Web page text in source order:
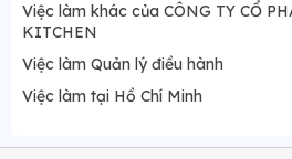
Việc làm khác của CÔNG TY CỔ
KITCHEN
Việc làm Quản lý điều hành
Việc làm tại Hồ Chí Minh